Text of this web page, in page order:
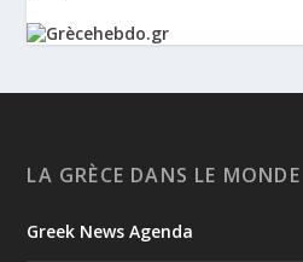
Ελλάδας σε διεθνείς δράσεις, που
εξωστρέφεια, τις συνεργασίες και
GAMESCOM | 26–30 Αυγούστου|
LA GRÈCE DANS LE MONDE
Greek News Agenda